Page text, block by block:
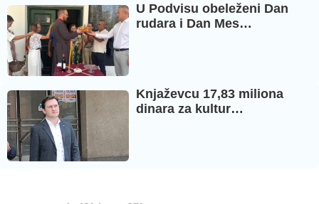
U Podvisu obeleženi Dan
rudara i Dan Mes…
Knjaževcu 17,83 miliona
dinara za kultur…